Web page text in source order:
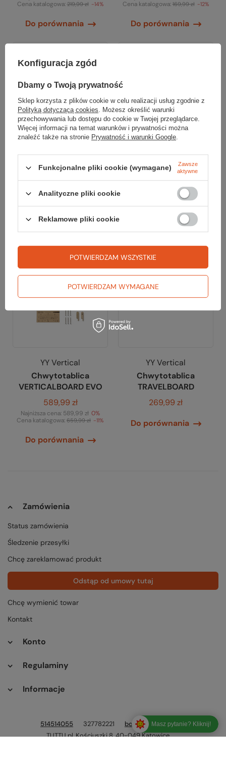
Cena katalogowa:219,99 zł -14%
Do porównania
Cena katalogowa:169,99 zł -12%
Do porównania
YY Vertical
Do porównania
YY Vertical
Guma do ćwiczeń
palców ALIEN
29,99 zł
Do porównania
YY Vertical
Chwytotablica
VERTICALBOARD EVO
589,99 zł
Najniższa cena: 589,99 zł 0%
Cena katalogowa: 659,99 zł -11%
Do porównania
YY Vertical
Chwytotablica
TRAVELBOARD
269,99 zł
Do porównania
Zamówienia
Status zamówienia
Śledzenie przesyłki
Chcę zareklamować produkt
Odstąp od umowy tutaj
Chcę wymienić towar
Kontakt
Konto
Regulaminy
Informacje
514514055 327782221
bok@tuttu.pl
TUTTU.pl,Kościuszki 8,40-049Katowice
Masz pytanie? Kliknij!
Konfiguracja zgód
Dbamy o Twoją prywatność
Sklep korzysta z plików cookie w celu realizacji usług zgodnie z
Polityką dotyczącą cookies. Możesz określić warunki
przechowywania lub dostępu do cookie w Twojej przeglądarce.
Więcej informacji na temat warunków i prywatności można
znaleźć także na stronie Prywatność i warunki Google.
Funkcjonalne pliki cookie (wymagane)
Zawsze
aktywne
Analityczne pliki cookie
Reklamowe pliki cookie
POTWIERDZAM WYMAGANE
POTWIERDZAM WSZYSTKIE